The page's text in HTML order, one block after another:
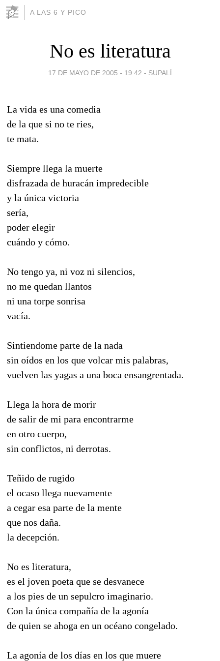
A LAS 6 Y PICO
No es literatura
17 DE MAYO DE 2005 - 19:42 - SUPALÍ
La vida es una comedia
de la que si no te ries,
te mata.
Siempre llega la muerte
disfrazada de huracán impredecible
y la única victoria
sería,
poder elegir
cuándo y cómo.
No tengo ya, ni voz ni silencios,
no me quedan llantos
ni una torpe sonrisa
vacía.
Sintiendome parte de la nada
sin oídos en los que volcar mis palabras,
vuelven las yagas a una boca ensangrentada.
Llega la hora de morir
de salir de mi para encontrarme
en otro cuerpo,
sin conflictos, ni derrotas.
Teñido de rugido
el ocaso llega nuevamente
a cegar esa parte de la mente
que nos daña.
la decepción.
No es literatura,
es el joven poeta que se desvanece
a los pies de un sepulcro imaginario.
Con la única compañía de la agonía
de quien se ahoga en un océano congelado.
La agonía de los días en los que muere